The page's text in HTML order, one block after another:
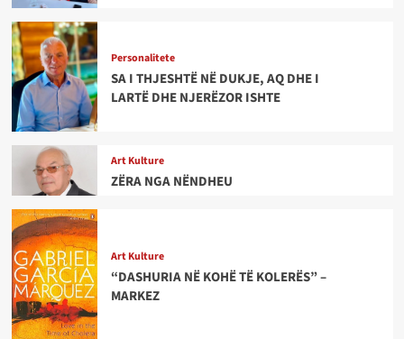
Personalitete
SA I THJESHTË NË DUKJE, AQ DHE I
LARTË DHE NJERËZOR ISHTE
Art Kulture
ZËRA NGA NËNDHEU
Art Kulture
“DASHURIA NË KOHË TË KOLERËS” –
MARKEZ